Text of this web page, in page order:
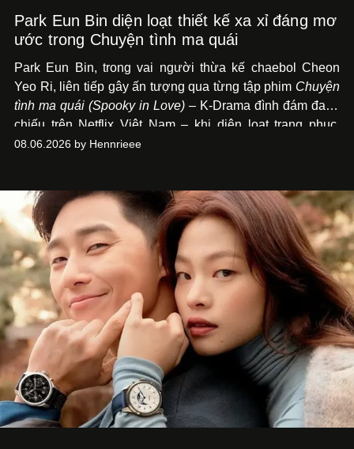
Park Eun Bin diện loạt thiết kế xa xỉ đáng mơ
ước trong Chuyện tình ma quái
Park Eun Bin, trong vai người thừa kế chaebol Cheon
Yeo Ri, liên tiếp gây ấn tượng qua từng tập phim Chuyện
tình ma quái (Spooky in Love) – K-Drama đình đám đang
chiếu trên Netflix Việt Nam – khi diện loạt trang phục,
đồng hồ & trang sức xa xỉ tương xứng với địa vị trên màn
08.06.2026 by Hennrieee